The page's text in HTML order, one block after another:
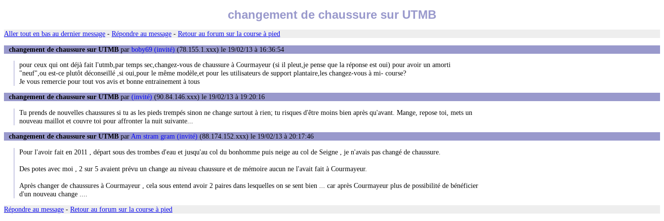
changement de chaussure sur UTMB
Aller tout en bas au dernier message - Répondre au message - Retour au forum sur la course à pied
changement de chaussure sur UTMB par boby69 (invité) (78.155.1.xxx) le 19/02/13 à 16:36:54
pour ceux qui ont déjà fait l'utmb,par temps sec,changez-vous de chaussure à Courmayeur (si il pleut,je pense que la réponse est oui) pour avoir un amorti
"neuf",ou est-ce plutôt déconseillé ,si oui,pour le même modèle,et pour les utilisateurs de support plantaire,les changez-vous à mi- course?
Je vous remercie pour tout vos avis et bonne entrainement à tous
changement de chaussure sur UTMB par (invité) (90.84.146.xxx) le 19/02/13 à 19:20:16
Tu prends de nouvelles chaussures si tu as les pieds trempés sinon ne change surtout à rien; tu risques d'être moins bien après qu'avant. Mange, repose toi, mets un
nouveau maillot et couvre toi pour affronter la nuit suivante...
changement de chaussure sur UTMB par Am stram gram (invité) (88.174.152.xxx) le 19/02/13 à 20:17:46
Pour l'avoir fait en 2011 , départ sous des trombes d'eau et jusqu'au col du bonhomme puis neige au col de Seigne , je n'avais pas changé de chaussure.
Des potes avec moi , 2 sur 5 avaient prévu un change au niveau chaussure et de mémoire aucun ne l'avait fait à Courmayeur.
Après changer de chaussures à Courmayeur , cela sous entend avoir 2 paires dans lesquelles on se sent bien ... car après Courmayeur plus de possibilité de bénéficier
d'un nouveau change ....
Répondre au message - Retour au forum sur la course à pied